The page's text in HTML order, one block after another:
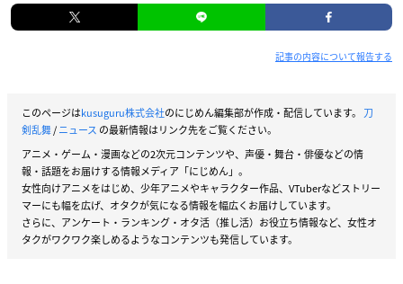
記事の内容について報告する
このページはkusuguru株式会社のにじめん編集部が作成・配信しています。 刀
剣乱舞/ニュース の最新情報はリンク先をご覧ください。
アニメ・ゲーム・漫画などの2次元コンテンツや、声優・舞台・俳優などの情
報・話題をお届けする情報メディア「にじめん」。
女性向けアニメをはじめ、少年アニメやキャラクター作品、VTuberなどストリー
マーにも幅を広げ、オタクが気になる情報を幅広くお届けしています。
さらに、アンケート・ランキング・オタ活（推し活）お役立ち情報など、女性オ
タクがワクワク楽しめるようなコンテンツも発信しています。